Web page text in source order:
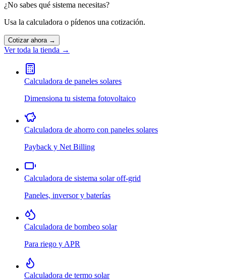
¿No sabes qué sistema necesitas?
Usa la calculadora o pídenos una cotización.
Cotizar ahora →
Ver toda la tienda →
Calculadora de paneles solares
Dimensiona tu sistema fotovoltaico
Calculadora de ahorro con paneles solares
Payback y Net Billing
Calculadora de sistema solar off-grid
Paneles, inversor y baterías
Calculadora de bombeo solar
Para riego y APR
Calculadora de termo solar